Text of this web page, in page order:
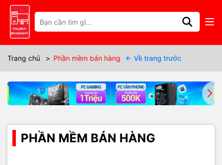
Trang chủ > Phần mềm bán hàng ← Về trang trước
PHẦN MỀM BÁN HÀNG